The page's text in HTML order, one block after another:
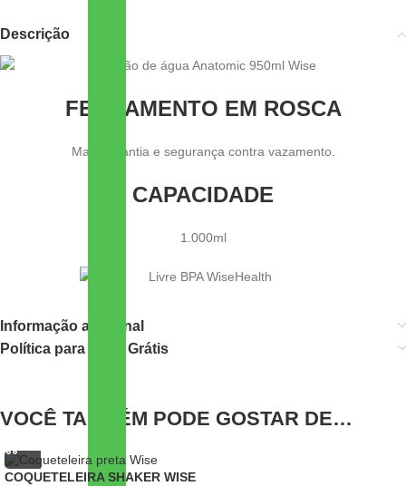
Descrição
FECHAMENTO EM ROSCA
Mais garantia e segurança contra vazamento.
CAPACIDADE
1.000ml
Informação adicional
Política para Frete Grátis
VOCÊ TAMBÉM PODE GOSTAR DE…
COQUETELEIRA SHAKER WISE